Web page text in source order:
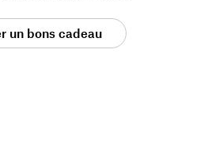
un bons cadeau